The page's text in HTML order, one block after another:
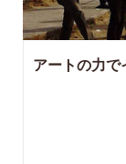
アートの力で